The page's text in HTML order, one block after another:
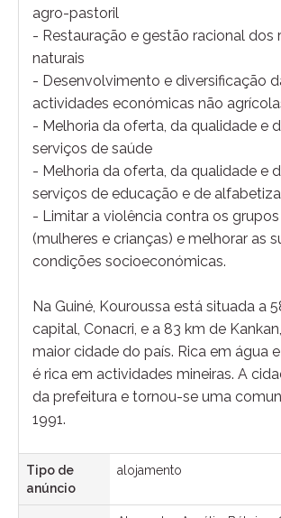
agro-pastoril
- Restauração e gestão racional dos
naturais
- Desenvolvimento e diversificação
actividades económicas não
- Melhoria da oferta, da qualidade e
serviços de saúde
- Melhoria da oferta, da qualidade e
serviços de educação e de
- Limitar a violência contra os
(mulheres e crianças) e melhorar as
condições socioeconómicas.
Na Guiné, Kouroussa está situada a
capital, Conacri, e a 83 km de
maior cidade do país. Rica em água
é rica em actividades mineiras. A
da prefeitura e tornou-se uma
1991.
Tipo de
anúncio
alojamento